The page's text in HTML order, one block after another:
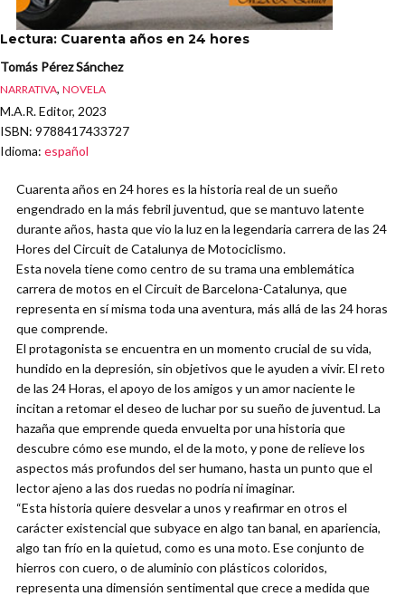
Lectura: Cuarenta años en 24 hores
Tomás Pérez Sánchez
NARRATIVA, NOVELA
M.A.R. Editor, 2023
ISBN: 9788417433727
Idioma: español
Cuarenta años en 24 hores es la historia real de un sueño
engendrado en la más febril juventud, que se mantuvo latente
durante años, hasta que vio la luz en la legendaria carrera de las 24
Hores del Circuit de Catalunya de Motociclismo.
Esta novela tiene como centro de su trama una emblemática
carrera de motos en el Circuit de Barcelona-Catalunya, que
representa en sí misma toda una aventura, más allá de las 24 horas
que comprende.
El protagonista se encuentra en un momento crucial de su vida,
hundido en la depresión, sin objetivos que le ayuden a vivir. El reto
de las 24 Horas, el apoyo de los amigos y un amor naciente le
incitan a retomar el deseo de luchar por su sueño de juventud. La
hazaña que emprende queda envuelta por una historia que
descubre cómo ese mundo, el de la moto, y pone de relieve los
aspectos más profundos del ser humano, hasta un punto que el
lector ajeno a las dos ruedas no podría ni imaginar.
“Esta historia quiere desvelar a unos y reafirmar en otros el
carácter existencial que subyace en algo tan banal, en apariencia,
algo tan frío en la quietud, como es una moto. Ese conjunto de
hierros con cuero, o de aluminio con plásticos coloridos,
representa una dimensión sentimental que crece a medida que